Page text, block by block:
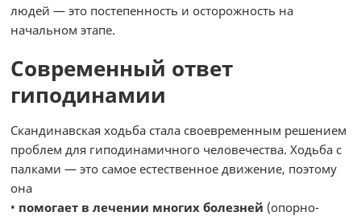
людей — это постепенность и осторожность на
начальном этапе.
Современный ответ
гиподинамии
Скандинавская ходьба стала своевременным решением
проблем для гиподинамичного человечества. Ходьба с
палками — это самое естественное движение, поэтому
она
• помогает в лечении многих болезней (опорно-